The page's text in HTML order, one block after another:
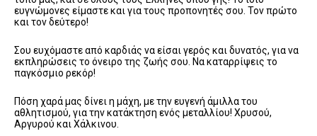
ευγνώμονες είμαστε και για τους προπονητές σου. Τον πρώτο
και τον δεύτερο!
Σου ευχόμαστε από καρδιάς να είσαι γερός και δυνατός, για να
εκπληρώσεις το όνειρο της ζωής σου. Να καταρρίψεις το
παγκόσμιο ρεκόρ!
Πόση χαρά μας δίνει η μάχη, με την ευγενή άμιλλα του
αθλητισμού, για την κατάκτηση ενός μεταλλίου! Χρυσού,
Αργυρού και Χάλκινου.